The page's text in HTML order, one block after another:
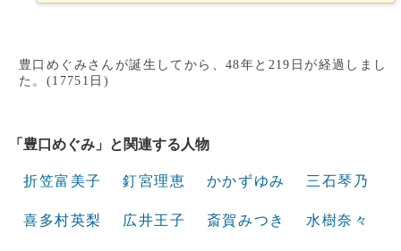
豊口めぐみさんが誕生してから、48年と219日が経過しまし
た。(17751日)
「豊口めぐみ」と関連する人物
折笠富美子 釘宮理恵 かかずゆみ 三石琴乃
喜多村英梨 広井王子 斎賀みつき 水樹奈々